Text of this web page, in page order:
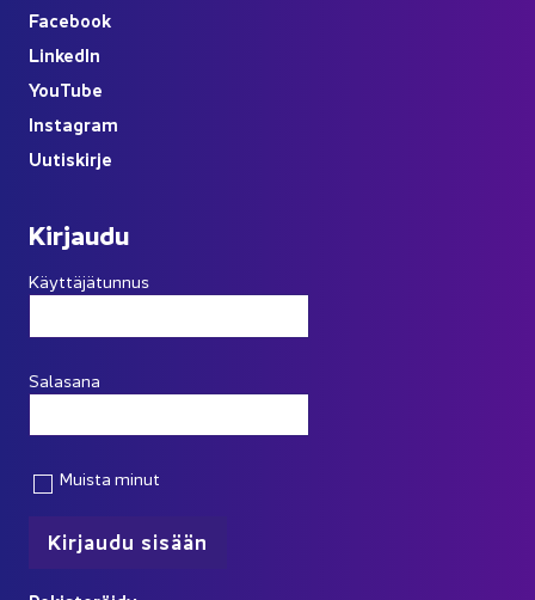
Face­book
Lin­ke­dIn
YouTube
Ins­ta­gram
Uu­tis­kir­je
Kir­jau­du
Käyttäjätunnus
Salasana
Muista minut